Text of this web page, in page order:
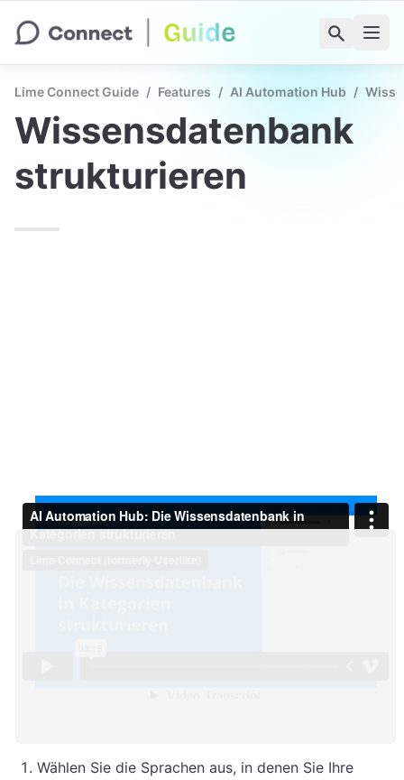
Lime Connect Guide / Features / AI Automation Hub /
Wissensdatenbank
strukturieren
Wählen Sie die Sprachen aus, in denen Sie Ihre